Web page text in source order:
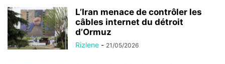
L’Iran menace de contrôler les
câbles internet du détroit
d’Ormuz
Rizlene - 21/05/2026